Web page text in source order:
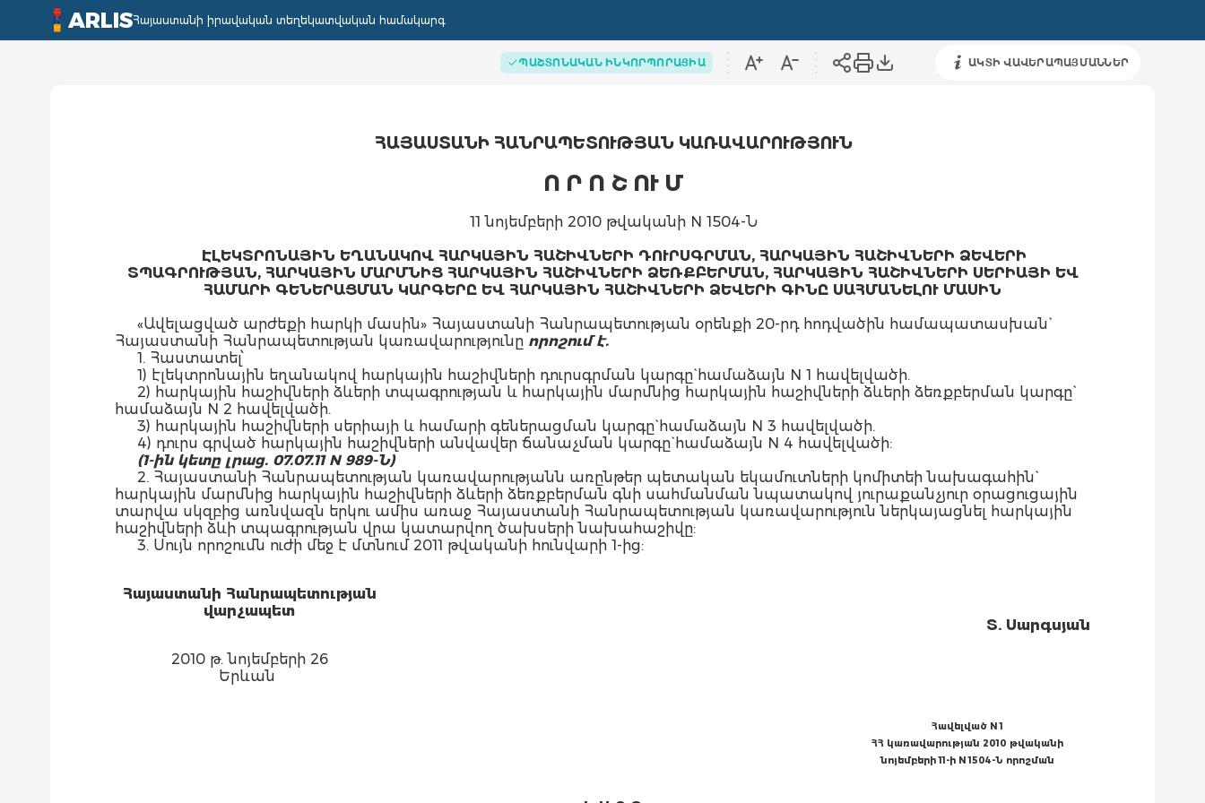
ARLISՀայաստանի իրավական տեղեկատվական համակարգ
ՊԱՇՏՈՆԱԿԱՆ ԻՆԿՈՐՊՈՐԱՑԻԱ ԱԿՏԻ ՎԱՎԵՐԱՊԱՅՄԱՆՆԵՐ
ՀԱՅԱՍՏԱՆԻ ՀԱՆՐԱՊԵՏՈՒԹՅԱՆ ԿԱՌԱՎԱՐՈՒԹՅՈՒՆ
Ո Ր Ո Շ ՈՒ Մ
11 նոյեմբերի 2010 թվականի N 1504-Ն
ԷԼԵԿՏՐՈՆԱՅԻՆ ԵՂԱՆԱԿՈՎ ՀԱՐԿԱՅԻՆ ՀԱՇԻՎՆԵՐԻ ԴՈՒՐՍԳՐՄԱՆ, ՀԱՐԿԱՅԻՆ ՀԱՇԻՎՆԵՐԻ ՁԵՎԵՐԻ
ՏՊԱԳՐՈՒԹՅԱՆ, ՀԱՐԿԱՅԻՆ ՄԱՐՄՆԻՑ ՀԱՐԿԱՅԻՆ ՀԱՇԻՎՆԵՐԻ ՁԵՌՔԲԵՐՄԱՆ, ՀԱՐԿԱՅԻՆ ՀԱՇԻՎՆԵՐԻ ՍԵՐԻԱՅԻ ԵՎ
ՀԱՄԱՐԻ ԳԵՆԵՐԱՑՄԱՆ ԿԱՐԳԵՐԸ ԵՎ ՀԱՐԿԱՅԻՆ ՀԱՇԻՎՆԵՐԻ ՁԵՎԵՐԻ ԳԻՆԸ ՍԱՀՄԱՆԵԼՈՒ ՄԱՍԻՆ
«Ավելացված արժեքի հարկի մասին» Հայաստանի Հանրապետության oրենքի 20-րդ հոդվածին համապատասխան`
Հայաստանի Հանրապետության կառավարությունը որոշում է.
1. Հաստատել՝
1) էլեկտրոնային եղանակով հարկային հաշիվների դուրսգրման կարգը` համաձայն N 1 հավելվածի.
2) հարկային հաշիվների ձևերի տպագրության և հարկային մարմնից հարկային հաշիվների ձևերի ձեռքբերման կարգը`
համաձայն N 2 հավելվածի.
3) հարկային հաշիվների սերիայի և համարի գեներացման կարգը` համաձայն N 3 հավելվածի.
4) դուրս գրված հարկային հաշիվների անվավեր ճանաչման կարգը` համաձայն N 4 հավելվածի:
(1-ին կետը լրաց. 07.07.11 N 989-Ն)
2. Հայաստանի Հանրապետության կառավարությանն առընթեր պետական եկամուտների կոմիտեի նախագահին`
հարկային մարմնից հարկային հաշիվների ձևերի ձեռքբերման գնի սահմանման նպատակով յուրաքանչյուր օրացուցային
տարվա սկզբից առնվազն երկու ամիս առաջ Հայաստանի Հանրապետության կառավարություն ներկայացնել հարկային
հաշիվների ձևի տպագրության վրա կատարվող ծախսերի նախահաշիվը:
3. Սույն որոշումն ուժի մեջ է մտնում 2011 թվականի հունվարի 1-ից:
Հայաստանի Հանրապետության
վարչապետ
Տ. Սարգսյան
2010 թ. նոյեմբերի 26
Երևան
Հավելված N 1
ՀՀ կառավարության 2010 թվականի
նոյեմբերի 11-ի N 1504-Ն որոշման